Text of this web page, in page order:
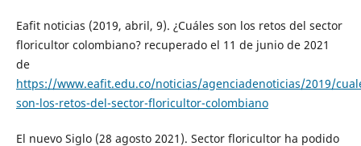
Eafit noticias (2019, abril, 9). ¿Cuáles son los retos del sector
floricultor colombiano? recuperado el 11 de junio de 2021
de
https://www.eafit.edu.co/noticias/agenciadenoticias/2019/
son-los-retos-del-sector-floricultor-colombiano
El nuevo Siglo (28 agosto 2021). Sector floricultor ha podido